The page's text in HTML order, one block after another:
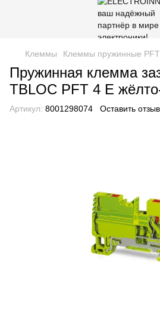
Клеммы Клеммы пружинные PFT
Пружинная клемма
TBLOC PFT 4 E
Артикул: 8001298074 Оставить отзыв